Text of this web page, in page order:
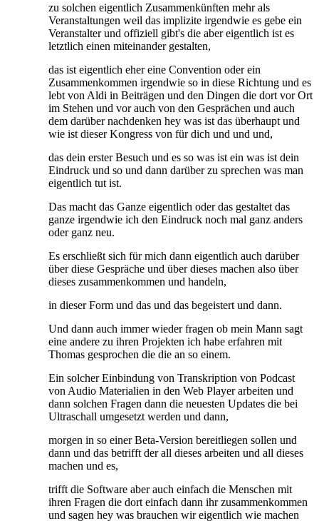
zu solchen eigentlich Zusammenkünften mehr als
Veranstaltungen weil das implizite irgendwie es gebe ein
Veranstalter und offiziell gibt's die aber eigentlich ist es
letztlich einen miteinander gestalten,
das ist eigentlich eher eine Convention oder ein
Zusammenkommen irgendwie so in diese Richtung und es
lebt von Aldi in Beiträgen und den Dingen die dort vor Ort
im Stehen und vor auch von den Gesprächen und auch
dem darüber nachdenken hey was ist das überhaupt und
wie ist dieser Kongress von für dich und und und,
das dein erster Besuch und es so was ist ein was ist dein
Eindruck und so und dann darüber zu sprechen was man
eigentlich tut ist.
Das macht das Ganze eigentlich oder das gestaltet das
ganze irgendwie ich den Eindruck noch mal ganz anders
oder ganz neu.
Es erschließt sich für mich dann eigentlich auch darüber
über diese Gespräche und über dieses machen also über
dieses zusammenkommen und handeln,
in dieser Form und das und das begeistert und dann.
Und dann auch immer wieder fragen ob mein Mann sagt
eine andere zu ihren Projekten ich habe erfahren mit
Thomas gesprochen die die an so einem.
Ein solcher Einbindung von Transkription von Podcast
von Audio Materialien in den Web Player arbeiten und
dann solchen Fragen dann die neuesten Updates die bei
Ultraschall umgesetzt werden und dann,
morgen in so einer Beta-Version bereitliegen sollen und
dann und das betrifft der all dieses arbeiten und all dieses
machen und es,
trifft die Software aber auch einfach die Menschen mit
ihren Fragen die dort einfach dann ihr zusammenkommen
und sagen hey was brauchen wir eigentlich wie machen